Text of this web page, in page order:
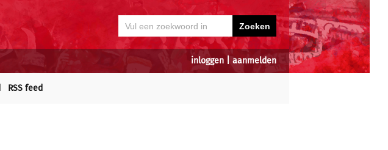
inloggen aanmelden
RSS feed